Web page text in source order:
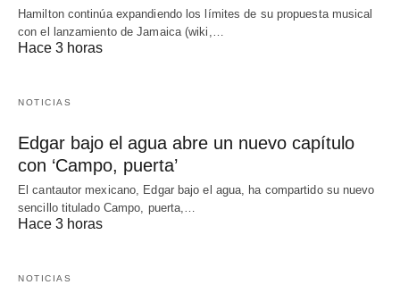
Hamilton continúa expandiendo los límites de su propuesta musical
con el lanzamiento de Jamaica (wiki,…
Hace 3 horas
NOTICIAS
Edgar bajo el agua abre un nuevo capítulo
con ‘Campo, puerta’
El cantautor mexicano, Edgar bajo el agua, ha compartido su nuevo
sencillo titulado Campo, puerta,…
Hace 3 horas
NOTICIAS